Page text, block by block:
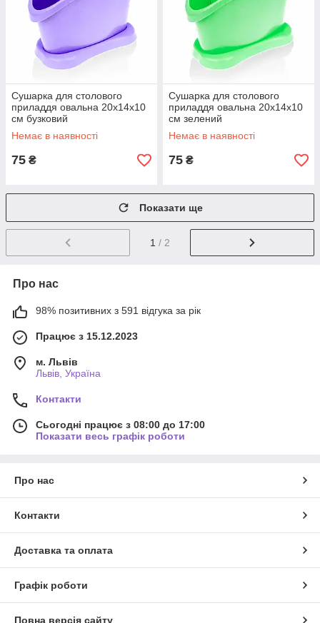
Сушарка для столового
приладдя овальна 20х14х10
см бузковий
Немає в наявності
75 ₴
Сушарка для столового
приладдя овальна 20х14х10
см зелений
Немає в наявності
75 ₴
Показати ще
1 / 2
Про нас
98% позитивних з 591 відгука за рік
Працює з 15.12.2023
м. Львів
Львів, Україна
Контакти
Сьогодні працює з 08:00 до 17:00
Показати весь графік роботи
Про нас
Контакти
Доставка та оплата
Графік роботи
Повна версія сайту